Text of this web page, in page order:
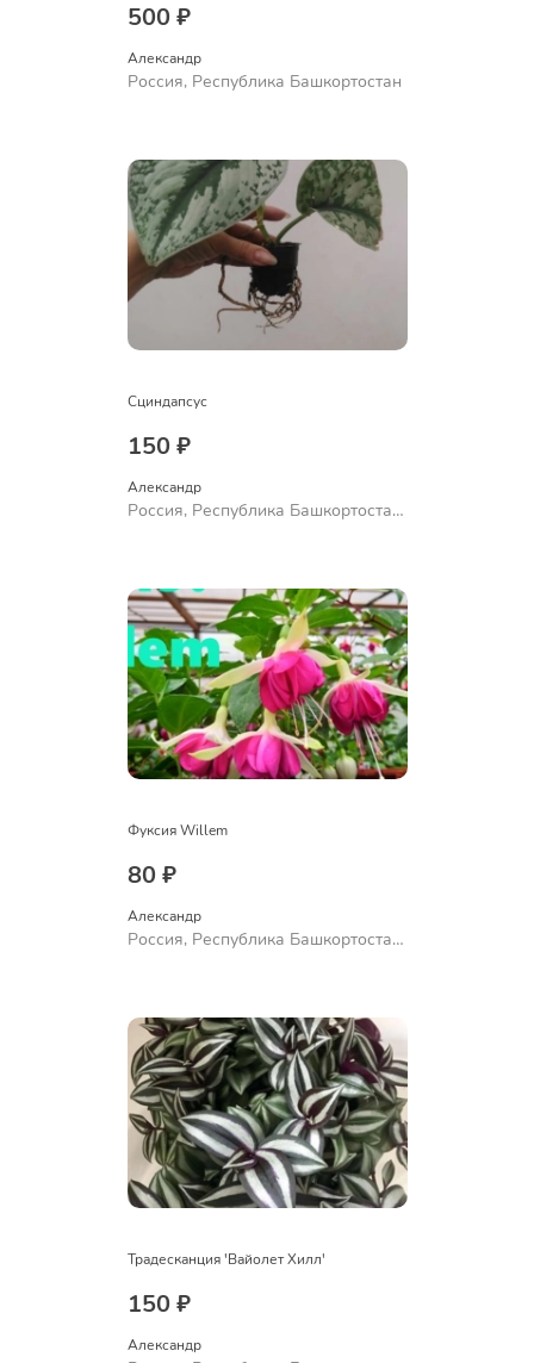
500 ₽
Александр
Россия, Республика Башкортостан
Сциндапсус
150 ₽
Александр
Россия, Республика Башкортостан,
Фуксия Willem
80 ₽
Александр
Россия, Республика Башкортостан,
Традесканция 'Вайолет Хилл'
150 ₽
Александр